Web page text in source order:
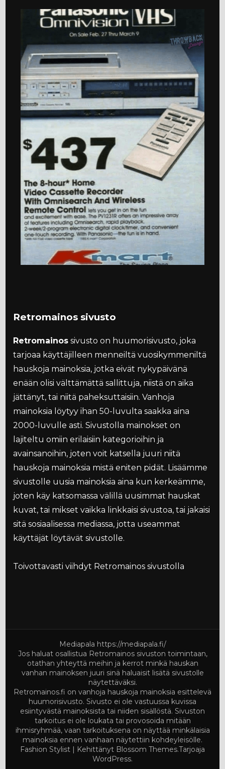
Retromainos sivusto
Retromainos sivusto on huumorisivusto, joka
tarjoaa käyttäjilleen menneiltä vuosikymmeniltä
hauskoja mainoksia, jotka eivät nykypäivänä
enään olisi välttämättä sallittuja, niistä on aika
jättänyt, tai niitä paheksuttaisiin. Vanhoja
mainoksia löytyy ihan 50-luvulta saakka aina
2000-luvulle asti. Sivustolla mainokset on
lajiteltu omiin erilaisiin kategorioihin ja
avainsanoihin, joten voit katsella juuri niitä
hauskoja mainoksia mistä eniten pidät. Lisäämme
sivustolle uusia mainoksia aina kun kerkeämme,
joten käy katsomassa välillä uusimmat hauskat
kuvat, tai mikset vaikka linkkaisi sivustoa, tai jakaisi
sitä sosiaalisessa mediassa, jotta useammat
käyttäjät löytävät sivustolle.
Toivottavasti viihdyt Retromainos sivustolla
Mediapala https://mediapala.fi/
Jos haluat osallistua Retromainos sivuston toimintaan,
otathan yhteyttä meihin ja kerrot minkä hauskan
vanhan mainoksen juuri sinä haluaisit lisätä sivustolle
näytettäväksi.
Retromainos.fi on vanhoja hauskoja mainoksia esittelevä
huumorisivusto. Sivusto ei ole vastuussa kuvissa
esiintyvästä mainoksista tai niiden sisällöstä. Sivuston
tarkoitus ei ole loukata tai provosoida mitään
ihmisryhmää, vaan tarkoituksena on näyttää minkälaisia
mainoksia ennen vanhaan näytettiin kohdeyleisölle.
Fashion Stylist | Kehittänyt Blossom Themes.Tarjoaja
WordPress.